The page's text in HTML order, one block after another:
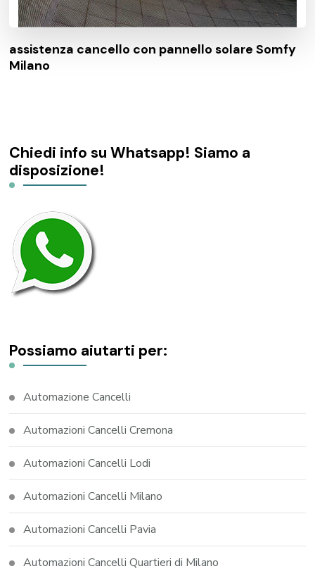
assistenza cancello con pannello solare Somfy
Milano
Chiedi info su Whatsapp! Siamo a
disposizione!
Possiamo aiutarti per:
Automazione Cancelli
Automazioni Cancelli Cremona
Automazioni Cancelli Lodi
Automazioni Cancelli Milano
Automazioni Cancelli Pavia
Automazioni Cancelli Quartieri di Milano